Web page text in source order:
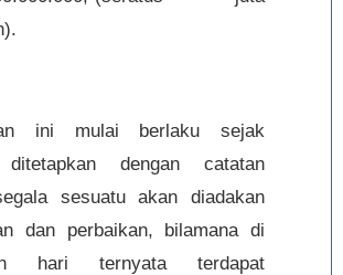
ini mulai berlaku sejak
ditetapkan dengan catatan
sesuatu akan diadakan
dan perbaikan, bilamana di
hari ternyata terdapat